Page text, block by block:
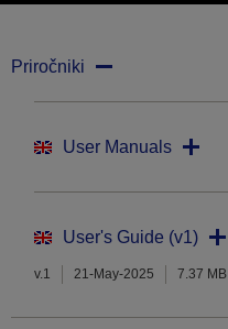
Priročniki
User Manuals
User's Guide (v1)
v.1 21-May-2025 7.37 MB